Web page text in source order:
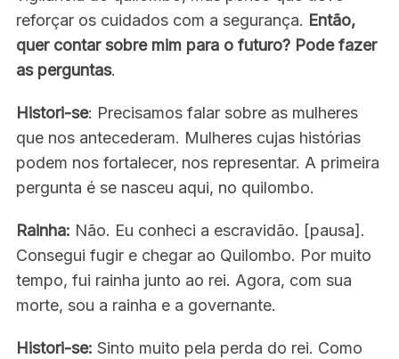
reforçar os cuidados com a segurança. Então,
quer contar sobre mim para o futuro? Pode fazer
as perguntas.
Histori-se: Precisamos falar sobre as mulheres
que nos antecederam. Mulheres cujas histórias
podem nos fortalecer, nos representar. A primeira
pergunta é se nasceu aqui, no quilombo.
Rainha: Não. Eu conheci a escravidão. [pausa].
Consegui fugir e chegar ao Quilombo. Por muito
tempo, fui rainha junto ao rei. Agora, com sua
morte, sou a rainha e a governante.
Histori-se: Sinto muito pela perda do rei. Como